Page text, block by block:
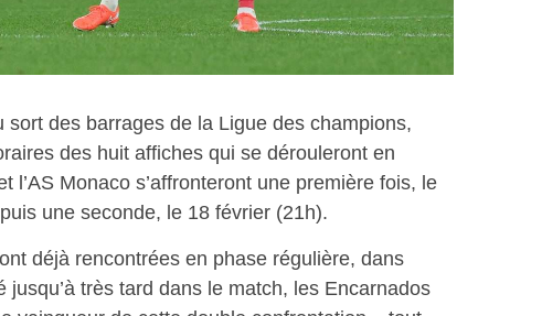
des barrages de la Ligue des champions,
des huit affiches qui se dérouleront en
l’AS Monaco s’affronteront une première fois, le
une seconde, le 18 février (21h).
déjà rencontrées en phase régulière, dans
jusqu’à très tard dans le match, les Encarnados